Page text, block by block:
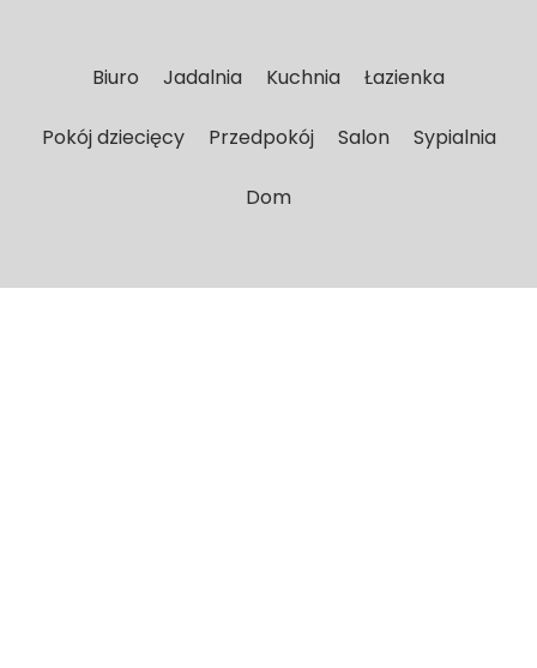
Biuro Jadalnia Kuchnia Łazienka
Pokój dziecięcy Przedpokój Salon Sypialnia
Dom